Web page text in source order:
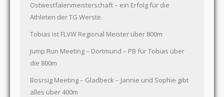
Ostwestfalenmeisterschaft – ein Erfolg für die
Athleten der TG Werste.
Tobias ist FLVW Regional Meister über 800m
Jump Run Meeting – Dortmund – PB für Tobias über
die 800m
Bosrsig Meeting – Gladbeck – Jannie und Sophie gibt
alles über 400m